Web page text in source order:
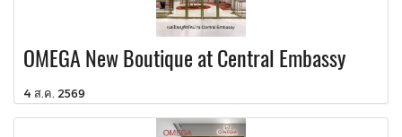
OMEGA New Boutique at Central Embassy
4 ส.ค. 2569